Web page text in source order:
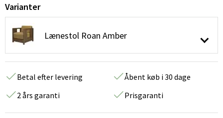
Varianter
Lænestol Roan Amber
Betal efter levering
Åbent køb i 30 dage
2 års garanti
Prisgaranti